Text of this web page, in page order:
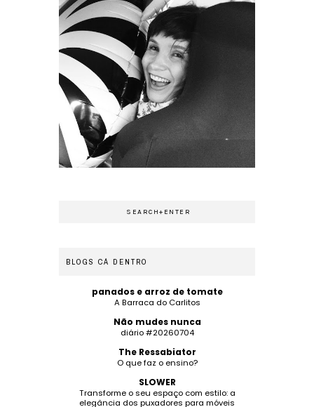
BLOGS CÁ DENTRO
panados e arroz de tomate
A Barraca do Carlitos
Não mudes nunca
diário #20260704
The Ressabiator
O que faz o ensino?
SLOWER
Transforme o seu espaço com estilo: a
elegância dos puxadores para móveis